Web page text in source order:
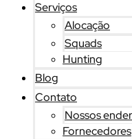
Serviços
Alocação
Squads
Hunting
Blog
Contato
Nossos
Fornecedores